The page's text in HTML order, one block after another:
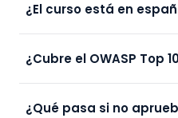
¿El curso está en
¿Cubre el OWASP Top
¿Qué pasa si no